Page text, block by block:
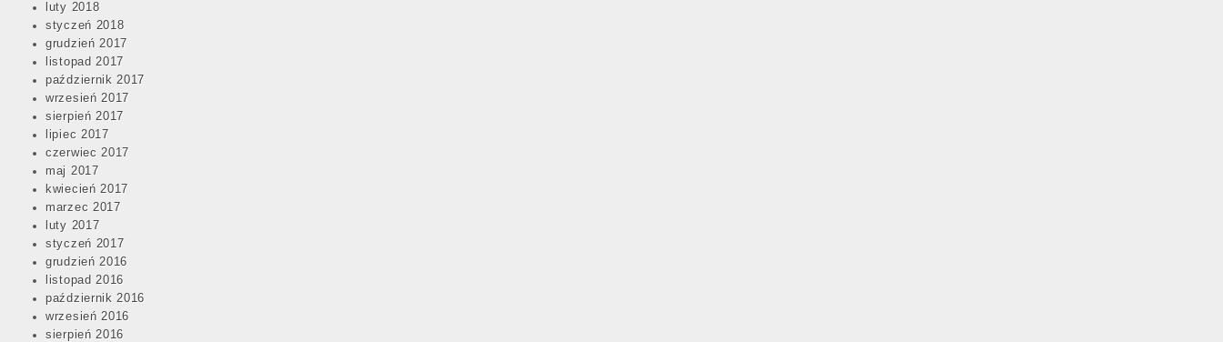
luty 2018
styczeń 2018
grudzień 2017
listopad 2017
październik 2017
wrzesień 2017
sierpień 2017
lipiec 2017
czerwiec 2017
maj 2017
kwiecień 2017
marzec 2017
luty 2017
styczeń 2017
grudzień 2016
listopad 2016
październik 2016
wrzesień 2016
sierpień 2016